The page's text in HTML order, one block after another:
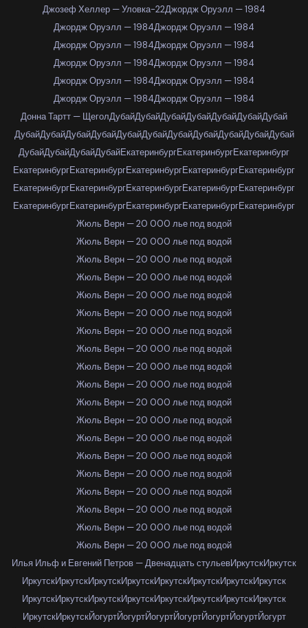
Джозеф Хеллер — Уловка-22Джордж Оруэлл — 1984
Джордж Оруэлл — 1984Джордж Оруэлл — 1984
Джордж Оруэлл — 1984Джордж Оруэлл — 1984
Джордж Оруэлл — 1984Джордж Оруэлл — 1984
Джордж Оруэлл — 1984Джордж Оруэлл — 1984
Джордж Оруэлл — 1984Джордж Оруэлл — 1984
Донна Тартт — ЩеголДубайДубайДубайДубайДубайДубайДубай
ДубайДубайДубайДубайДубайДубайДубайДубайДубайДубайДубай
ДубайДубайДубайДубайЕкатеринбургЕкатеринбургЕкатеринбург
ЕкатеринбургЕкатеринбургЕкатеринбургЕкатеринбургЕкатеринбург
ЕкатеринбургЕкатеринбургЕкатеринбургЕкатеринбургЕкатеринбург
ЕкатеринбургЕкатеринбургЕкатеринбургЕкатеринбургЕкатеринбург
Жюль Верн — 20 000 лье под водой
Жюль Верн — 20 000 лье под водой
Жюль Верн — 20 000 лье под водой
Жюль Верн — 20 000 лье под водой
Жюль Верн — 20 000 лье под водой
Жюль Верн — 20 000 лье под водой
Жюль Верн — 20 000 лье под водой
Жюль Верн — 20 000 лье под водой
Жюль Верн — 20 000 лье под водой
Жюль Верн — 20 000 лье под водой
Жюль Верн — 20 000 лье под водой
Жюль Верн — 20 000 лье под водой
Жюль Верн — 20 000 лье под водой
Жюль Верн — 20 000 лье под водой
Жюль Верн — 20 000 лье под водой
Жюль Верн — 20 000 лье под водой
Жюль Верн — 20 000 лье под водой
Жюль Верн — 20 000 лье под водой
Жюль Верн — 20 000 лье под водой
Илья Ильф и Евгений Петров — Двенадцать стульевИркутскИркутск
ИркутскИркутскИркутскИркутскИркутскИркутскИркутскИркутск
ИркутскИркутскИркутскИркутскИркутскИркутскИркутскИркутск
ИркутскИркутскЙогуртЙогуртЙогуртЙогуртЙогуртЙогуртЙогурт